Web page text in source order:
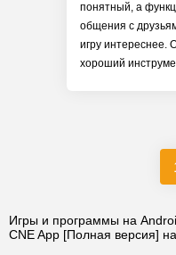
понятный, а
общения с
игру интереснее.
хороший
Игры и программы на
CNE App [Полная версия]